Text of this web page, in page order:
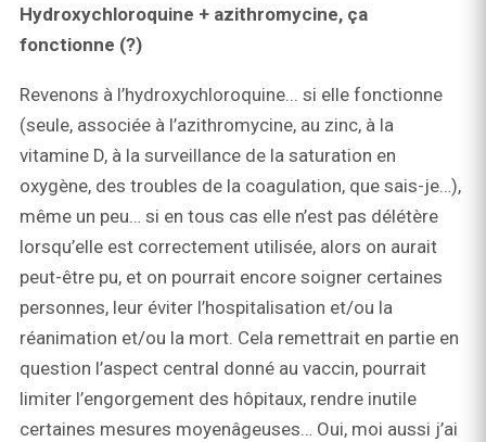
Hydroxychloroquine + azithromycine, ça
fonctionne (?)
Revenons à l’hydroxychloroquine... si elle fonctionne
(seule, associée à l’azithromycine, au zinc, à la
vitamine D, à la surveillance de la saturation en
oxygène, des troubles de la coagulation, que sais-je…),
même un peu… si en tous cas elle n’est pas délétère
lorsqu’elle est correctement utilisée, alors on aurait
peut-être pu, et on pourrait encore soigner certaines
personnes, leur éviter l’hospitalisation et/ou la
réanimation et/ou la mort. Cela remettrait en partie en
question l’aspect central donné au vaccin, pourrait
limiter l’engorgement des hôpitaux, rendre inutile
certaines mesures moyenâgeuses… Oui, moi aussi j’ai